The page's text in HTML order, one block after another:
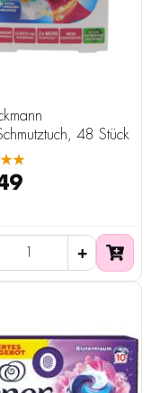
48 Stück